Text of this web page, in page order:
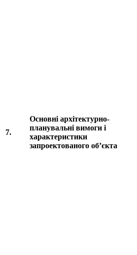
7.
Основні архітектурно-
планувальні вимоги і
характеристики
запроектованого об’єкта